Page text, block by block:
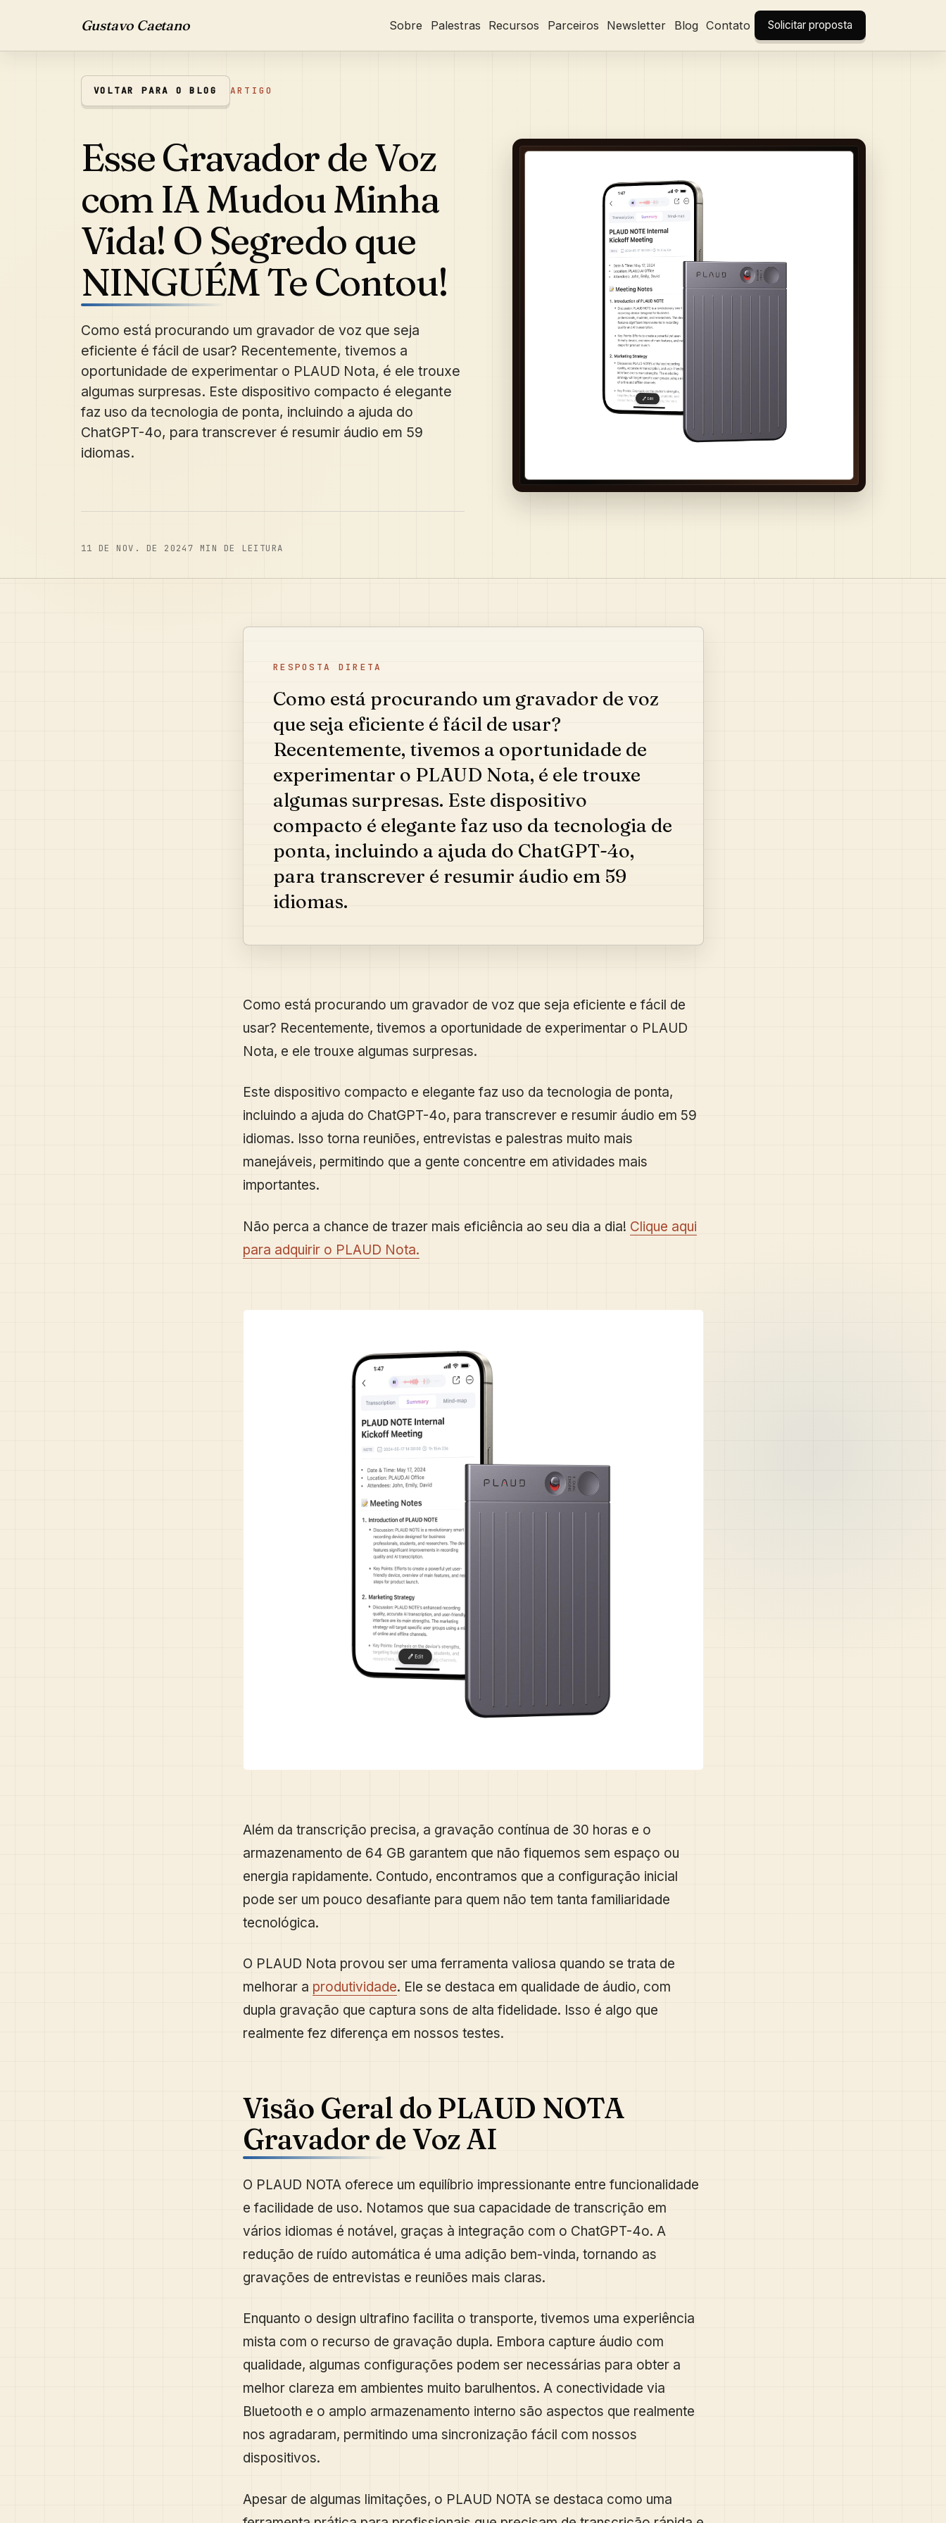
Gustavo Caetano Sobre Palestras Recursos Parceiros Newsletter Blog Contato Solicitar proposta
VOLTAR PARA O BLOG ARTIGO
Esse Gravador de Voz
com IA Mudou Minha
Vida! O Segredo que
NINGUÉM Te Contou!
Como está procurando um gravador de voz que seja
eficiente é fácil de usar? Recentemente, tivemos a
oportunidade de experimentar o PLAUD Nota, é ele trouxe
algumas surpresas. Este dispositivo compacto é elegante
faz uso da tecnologia de ponta, incluindo a ajuda do
ChatGPT-4o, para transcrever é resumir áudio em 59
idiomas.
11 DE NOV. DE 2024 7 MIN DE LEITURA
RESPOSTA DIRETA
Como está procurando um gravador de voz
que seja eficiente é fácil de usar?
Recentemente, tivemos a oportunidade de
experimentar o PLAUD Nota, é ele trouxe
algumas surpresas. Este dispositivo
compacto é elegante faz uso da tecnologia de
ponta, incluindo a ajuda do ChatGPT-4o,
para transcrever é resumir áudio em 59
idiomas.
Como está procurando um gravador de voz que seja eficiente e fácil de
usar? Recentemente, tivemos a oportunidade de experimentar o PLAUD
Nota, e ele trouxe algumas surpresas.
Este dispositivo compacto e elegante faz uso da tecnologia de ponta,
incluindo a ajuda do ChatGPT-4o, para transcrever e resumir áudio em 59
idiomas. Isso torna reuniões, entrevistas e palestras muito mais
manejáveis, permitindo que a gente concentre em atividades mais
importantes.
Não perca a chance de trazer mais eficiência ao seu dia a dia! Clique aqui
para adquirir o PLAUD Nota.
Além da transcrição precisa, a gravação contínua de 30 horas e o
armazenamento de 64 GB garantem que não fiquemos sem espaço ou
energia rapidamente. Contudo, encontramos que a configuração inicial
pode ser um pouco desafiante para quem não tem tanta familiaridade
tecnológica.
O PLAUD Nota provou ser uma ferramenta valiosa quando se trata de
melhorar a produtividade. Ele se destaca em qualidade de áudio, com
dupla gravação que captura sons de alta fidelidade. Isso é algo que
realmente fez diferença em nossos testes.
Visão Geral do PLAUD NOTA
Gravador de Voz AI
O PLAUD NOTA oferece um equilíbrio impressionante entre funcionalidade
e facilidade de uso. Notamos que sua capacidade de transcrição em
vários idiomas é notável, graças à integração com o ChatGPT-4o. A
redução de ruído automática é uma adição bem-vinda, tornando as
gravações de entrevistas e reuniões mais claras.
Enquanto o design ultrafino facilita o transporte, tivemos uma experiência
mista com o recurso de gravação dupla. Embora capture áudio com
qualidade, algumas configurações podem ser necessárias para obter a
melhor clareza em ambientes muito barulhentos. A conectividade via
Bluetooth e o amplo armazenamento interno são aspectos que realmente
nos agradaram, permitindo uma sincronização fácil com nossos
dispositivos.
Apesar de algumas limitações, o PLAUD NOTA se destaca como uma